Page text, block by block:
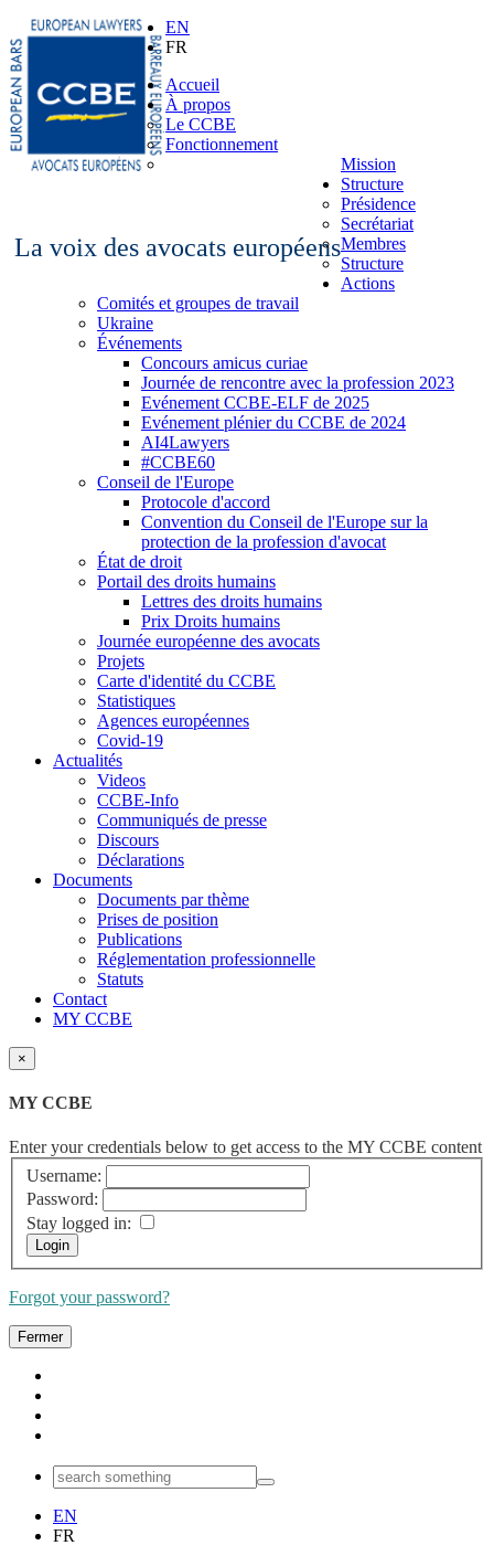
La voix des avocats européens
EN
FR
Accueil
À propos
Le CCBE
Fonctionnement
Mission
Structure
Présidence
Secrétariat
Membres
Structure
Actions
Comités et groupes de travail
Ukraine
Événements
Concours amicus curiae
Journée de rencontre avec la profession 2023
Evénement CCBE-ELF de 2025
Evénement plénier du CCBE de 2024
AI4Lawyers
#CCBE60
Conseil de l'Europe
Protocole d'accord
Convention du Conseil de l'Europe sur la
protection de la profession d'avocat
État de droit
Portail des droits humains
Lettres des droits humains
Prix Droits humains
Journée européenne des avocats
Projets
Carte d'identité du CCBE
Statistiques
Agences européennes
Covid-19
Actualités
Videos
CCBE-Info
Communiqués de presse
Discours
Déclarations
Documents
Documents par thème
Prises de position
Publications
Réglementation professionnelle
Statuts
Contact
MY CCBE
×
MY CCBE
Enter your credentials below to get access to the MY CCBE content
Username:
Password:
Stay logged in:
Forgot your password?
Fermer
EN
FR